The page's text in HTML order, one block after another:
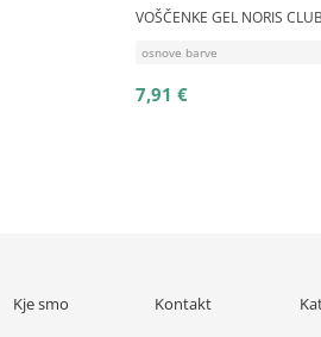
VOŠČENKE GEL NORIS
osnove barve
7,91 €
Kje smo Kontakt